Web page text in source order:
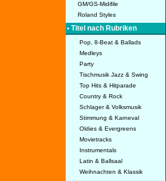
GM/GS-Midifile
Roland Styles
• Titel nach Rubriken
Pop, 8-Beat & Ballads
Medleys
Party
Tischmusik Jazz & Swing
Top Hits & Hitparade
Country & Rock
Schlager & Volksmusik
Stimmung & Karneval
Oldies & Evergreens
Movietracks
Instrumentals
Latin & Ballsaal
Weihnachten & Klassik